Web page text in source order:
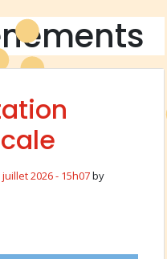
juillet 2026 - 15h07by